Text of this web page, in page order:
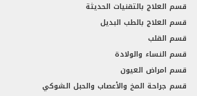
قسم العلاج بالتقنيات الحديثة
قسم العلاج بالطب البديل
قسم القلب
قسم النساء والولادة
قسم امراض العيون
قسم جراحة المخ والأعصاب والحبل الشوكي